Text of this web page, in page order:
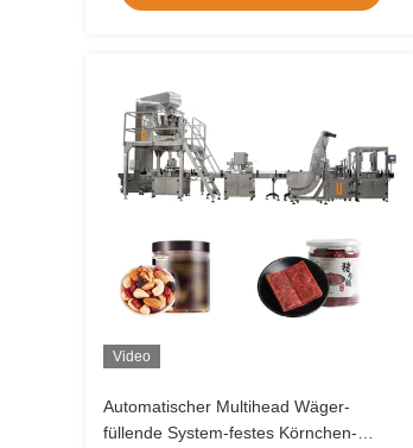
Video
Automatischer Multihead Wäger-
füllende System-festes Körnchen-